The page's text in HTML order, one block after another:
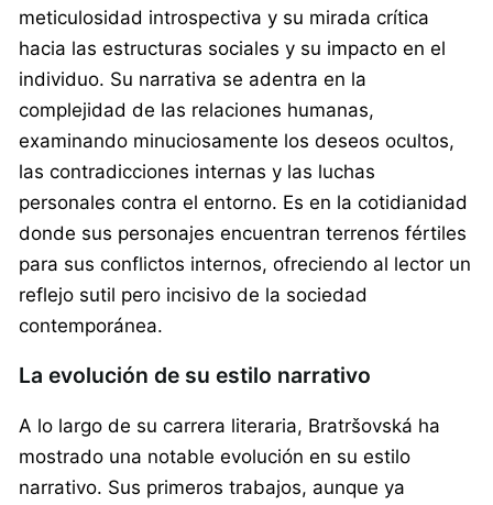
meticulosidad introspectiva y su mirada crítica
hacia las estructuras sociales y su impacto en el
individuo. Su narrativa se adentra en la
complejidad de las relaciones humanas,
examinando minuciosamente los deseos ocultos,
las contradicciones internas y las luchas
personales contra el entorno. Es en la cotidianidad
donde sus personajes encuentran terrenos fértiles
para sus conflictos internos, ofreciendo al lector un
reflejo sutil pero incisivo de la sociedad
contemporánea.
La evolución de su estilo narrativo
A lo largo de su carrera literaria, Bratršovská ha
mostrado una notable evolución en su estilo
narrativo. Sus primeros trabajos, aunque ya